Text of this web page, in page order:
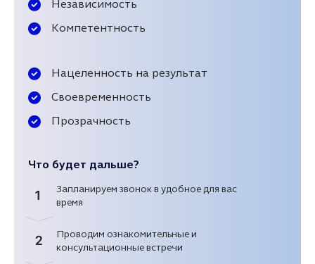
Независимость
Компетентность
Нацеленность на результат
Своевременность
Прозрачность
Что будет дальше?
1
Запланируем звонок в удобное для вас
время
2
Проводим ознакомительные и
консультационные встречи